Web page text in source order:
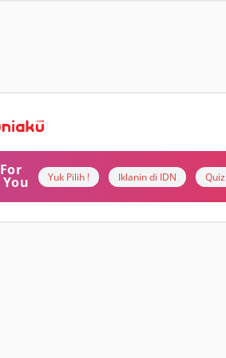
For
You Yuk Pilih ! Iklanin di IDN